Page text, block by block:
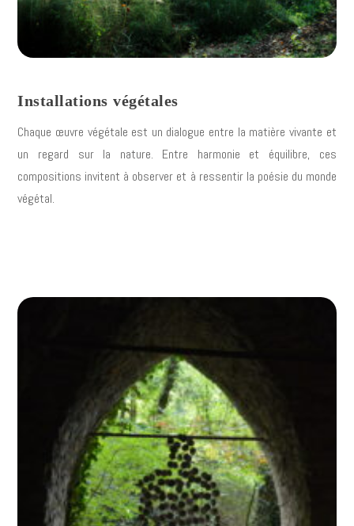
Installations végétales
Chaque œuvre végétale est un dialogue entre la matière vivante et
un regard sur la nature. Entre harmonie et équilibre, ces
compositions invitent à observer et à ressentir la poésie du monde
végétal.